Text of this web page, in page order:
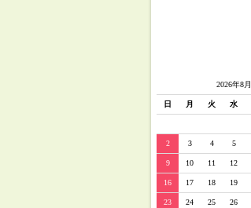
2026年8月
日 月 火 水
2 3 4 5
9 10 11 12
16 17 18 19
23 24 25 26